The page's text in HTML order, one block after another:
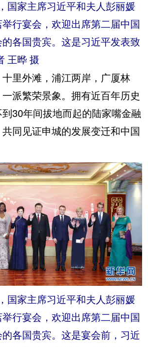
家主席习近平和夫人彭丽媛
行宴会，欢迎出席第二届中国
的各国贵宾。这是习近平发表致
王晔 摄
外滩，浦江两岸，广厦林
派繁荣景象。拥有近百年历史
30年间拔地而起的陆家嘴金融
同见证申城的发展变迁和中国
家主席习近平和夫人彭丽媛
行宴会，欢迎出席第二届中国
各国贵宾。这是宴会前，习近